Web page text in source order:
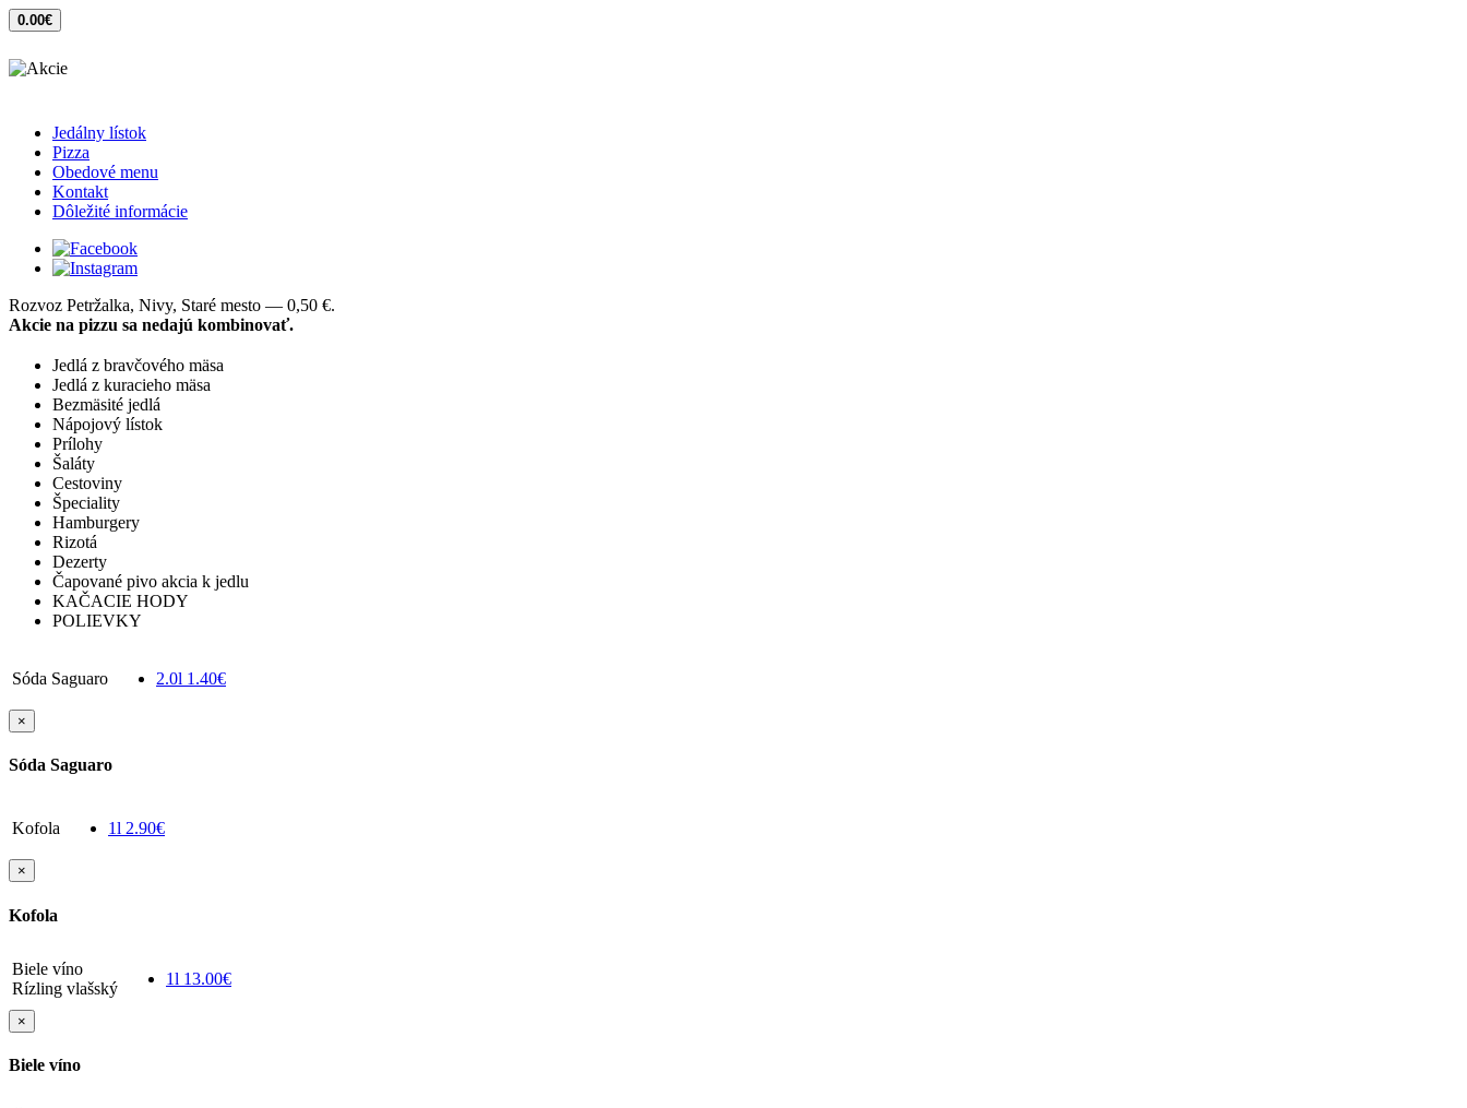
0.00€
Jedálny lístok
Pizza
Obedové menu
Kontakt
Dôležité informácie
Rozvoz Petržalka, Nivy, Staré mesto — 0,50 €.
Akcie na pizzu sa nedajú kombinovať.
Jedlá z bravčového mäsa
Jedlá z kuracieho mäsa
Bezmäsité jedlá
Nápojový lístok
Prílohy
Šaláty
Cestoviny
Špeciality
Hamburgery
Rizotá
Dezerty
Čapované pivo akcia k jedlu
KAČACIE HODY
POLIEVKY
Sóda Saguaro 2.0l 1.40€
×
Sóda Saguaro
Kofola 1l 2.90€
×
Kofola
Biele víno
Rízling vlašský
1l 13.00€
×
Biele víno